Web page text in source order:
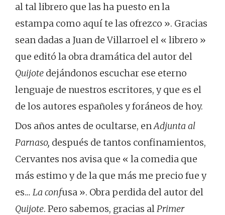
al tal librero que las ha puesto en la
estampa como aquí te las ofrezco ». Gracias
sean dadas a Juan de Villarroel el « librero »
que editó la obra dramática del autor del
Quijote dejándonos escuchar ese eterno
lenguaje de nuestros escritores, y que es el
de los autores españoles y foráneos de hoy.
Dos años antes de ocultarse, enAdjunta al
Parnaso, después de tantos confinamientos,
Cervantes nos avisa que « la comedia que
más estimo y de la que más me precio fue y
es... La confusa ». Obra perdida del autor del
Quijote. Pero sabemos, gracias alPrimer